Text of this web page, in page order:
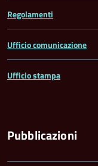
Regolamenti
Ufficio comunicazione
Ufficio stampa
Pubblicazioni